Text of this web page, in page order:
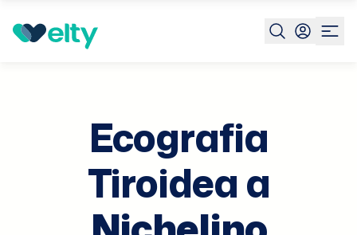
Prenota visita Nichelino
Ecografia
Tiroidea a